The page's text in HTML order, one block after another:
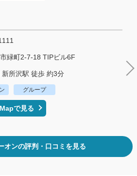
緑町2-7-18 TIPビル6F
新所沢駅 徒歩 約3分
グループ
で見る
オンの評判・口コミを見る